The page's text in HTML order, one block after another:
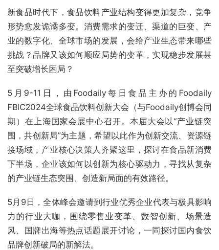
新食品时代下，食品饮料产业结构变得更加复杂，竞争
形势愈发诡谲多变。消费需求的变迁、渠道的巨变、产
业的数字化、全球市场的发展，会给产业生态带来哪些
挑战？品牌又该如何顺应局势的变革，实现稳步发展甚
至突破增长困局？
5月9-11日，由Foodaily每日食品主办的Foodaily
FBIC2024全球食品饮料创新大会（与Foodaily创博会同
期）在上海国家会展中心召开。本届大会以“产业链突
围，共创新局”为主题，希望以此作为创新交流、资源链
接场域，产业核心决策人齐聚这里，探讨在食品新消费
下半场，企业该如何以创新为核心驱动力，寻找从复杂
的产业链生态突围、创造新局面的有效路径。
5月9日，全体峰会邀请到行业优秀企业代表与极具影响
力的行业大咖，围绕零售业变革、数智创新、场景造
风、国牌出海等热点话题展开讨论，一同探讨国内食饮
品牌创新破局的新解法。